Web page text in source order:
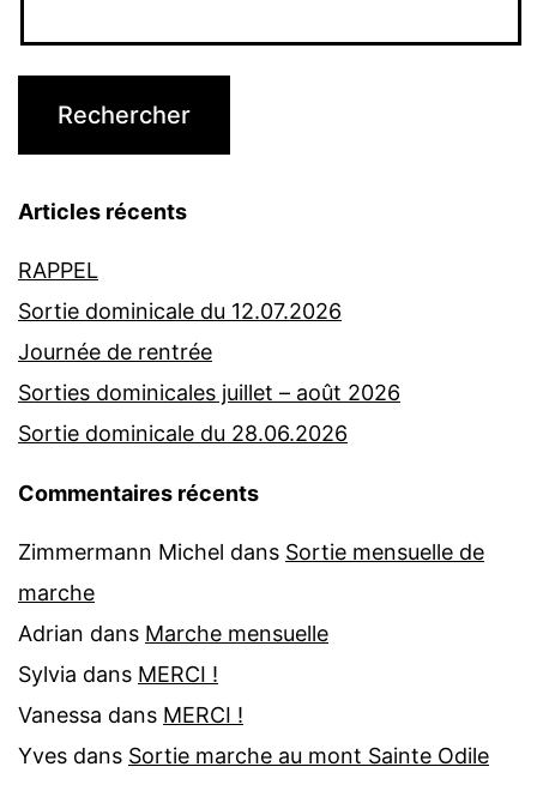
Articles récents
RAPPEL
Sortie dominicale du 12.07.2026
Journée de rentrée
Sorties dominicales juillet – août 2026
Sortie dominicale du 28.06.2026
Commentaires récents
Zimmermann Michel dans Sortie mensuelle de
marche
Adrian dans Marche mensuelle
Sylvia dans MERCI !
Vanessa dans MERCI !
Yves dans Sortie marche au mont Sainte Odile